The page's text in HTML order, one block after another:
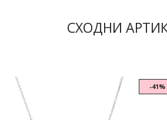
СХОДНИ
-41%